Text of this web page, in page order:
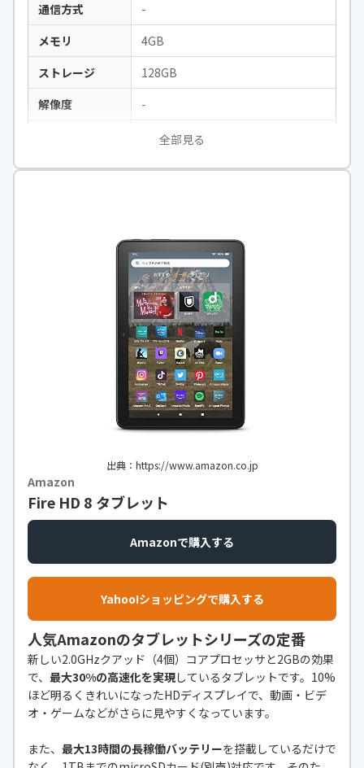
通信方式
-
メモリ
4GB
ストレージ
128GB
解像度
-
MediaTek G81（MTK6769）
画面サイズ
8インチ
全部見る
出典：https://www.amazon.co.jp
Amazon
Fire HD 8 タブレット
Amazonで購入する
Yahoo!ショッピングで購入する
人気Amazonのタブレットシリーズの定番
新しい2.0GHzクアッド（4個）コアプロセッサと2GBの効果
で、 最大30%の高速化を実現しているタブレットです。10%
ほど明るくきれいになったHDディスプレイで、動画・ビデ
オ・ゲームなどがさらに見やすくなっています。
また、 最大13時間の長稼働バッテリーを搭載しているだけで